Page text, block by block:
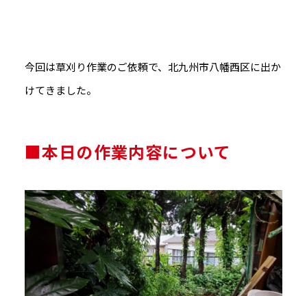
今回は草刈り作業のご依頼で、北九州市八幡西区に出か
けてきました。
■本日の作業内容について